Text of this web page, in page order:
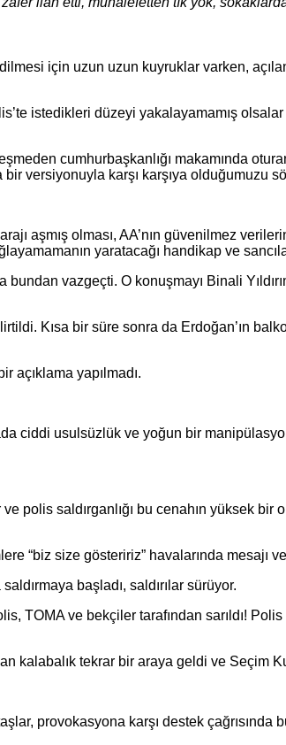
için uzun uzun kuyruklar varken,
istedikleri düzeyi yakalayamamış
cumhurbaşkanlığı makamında
bir versiyonuyla karşı karşıya olduğumuzu
aşmış olması, AA’nın güvenilmez
yaratacağı handikap ve
vazgeçti. O konuşmayı Binali
Kısa bir süre sonra da Erdoğan’ın
açıklama yapılmadı.
ciddi usulsüzlük ve yoğun bir
polis saldırganlığı bu cenahın yüksek
“biz size gösteririz” havalarında mesajı
başladı, saldırılar sürüyor.
TOMA ve bekçiler tarafından sarıldı!
kalabalık tekrar bir araya geldi ve
provokasyona karşı destek çağrısında